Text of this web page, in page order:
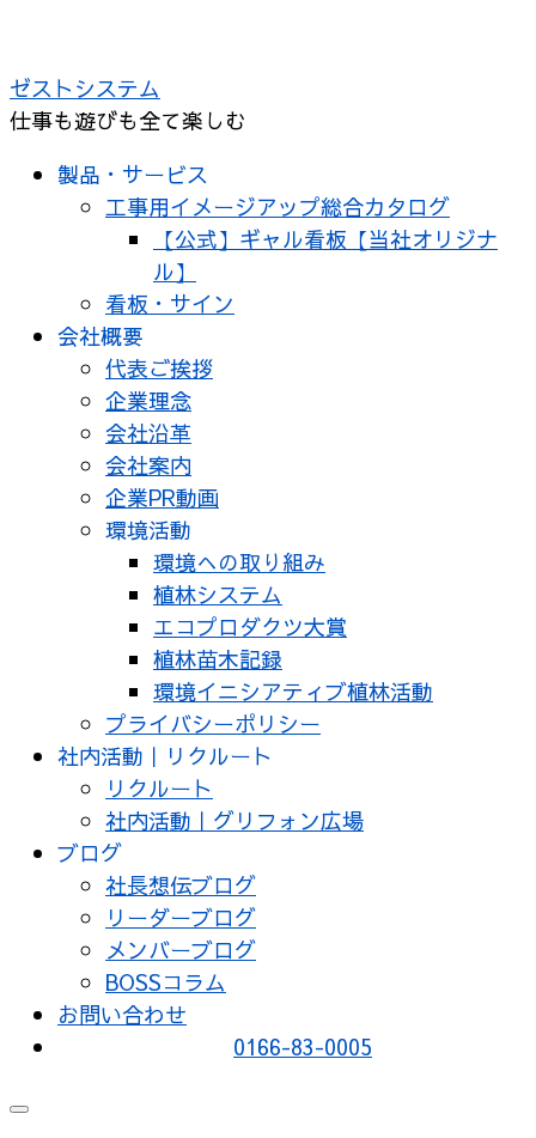
テ
ン
ゼストシステム
仕事も遊びも全て楽しむ
製品・サービス
工事用イメージアップ総合カタログ
【公式】ギャル看板【当社オリジナ
ル】
看板・サイン
会社概要
代表ご挨拶
企業理念
会社沿革
会社案内
企業PR動画
環境活動
環境への取り組み
植林システム
エコプロダクツ大賞
植林苗木記録
環境イニシアティブ植林活動
プライバシーポリシー
社内活動｜リクルート
リクルート
社内活動｜グリフォン広場
ブログ
社長想伝ブログ
リーダーブログ
メンバーブログ
BOSSコラム
お問い合わせ
0166-83-0005
メ